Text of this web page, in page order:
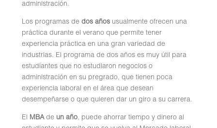
administración.
Los programas de dos añosusualmente ofrecen una
práctica durante el verano que permite tener
experiencia práctica en una gran variedad de
industrias. El programa de dos años es muy útil para
estudiantes que no estudiaron negocios o
administración en su pregrado, que tienen poca
experiencia laboral en el área que desean
desempeñarse o que quieren dar un giro a su carrera.
El MBAde un año, puede ahorrar tiempo y dinero al